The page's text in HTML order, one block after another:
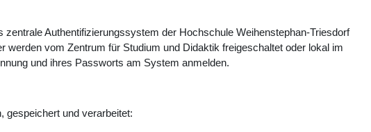
Authentifizierungssystem der Hochschule Weihenstephan-Triesdorf
vom Zentrum für Studium und Didaktik freigeschaltet oder lokal im
und ihres Passworts am System anmelden.
gespeichert und verarbeitet: